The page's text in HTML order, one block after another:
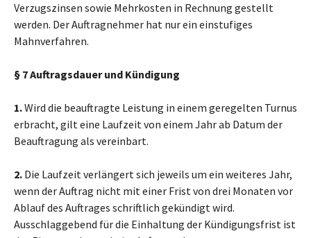
Verzugszinsen sowie Mehrkosten in Rechnung gestellt
werden. Der Auftragnehmer hat nur ein einstufiges
Mahnverfahren.
§ 7 Auftragsdauer und Kündigung
1.Wird die beauftragte Leistung in einem geregelten Turnus
erbracht, gilt eine Laufzeit von einem Jahr ab Datum der
Beauftragung als vereinbart.
2. Die Laufzeit verlängert sich jeweils um ein weiteres Jahr,
wenn der Auftrag nicht mit einer Frist von drei Monaten vor
Ablauf des Auftrages schriftlich gekündigt wird.
Ausschlaggebend für die Einhaltung der Kündigungsfrist ist